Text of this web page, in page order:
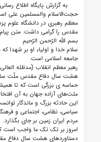
به گزارش پایگاه اطلاع
حجت‌الاسلام والمسلمین علی
معظم رهبری در دانشگاه علوم
مقدس را گرامی داشت. متن
بسم الله الرّحمن الرّحیم
سلام خدا و اولیاء او بر شهدا
جامعه اسلامی است.
رهبر معظم انقلاب (مدظله
هشت سال دفاع مقدس ملّت
حماسه ی بزرگی است که تا همیشه
ملت‌های آزاده جهان به آن
این حادثه بزرگ و ماندگار
سیاسی، نظامی، اجتماعی و
مردم ایران زمین بر جای بگذارد.
امروز بر تک تک ما واجب است
دستاوردهای هشت سال دفاع